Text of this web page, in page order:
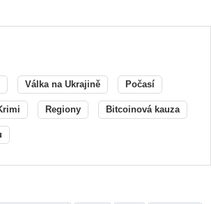
Válka na Ukrajině Počasí
Regiony Bitcoinová kauza